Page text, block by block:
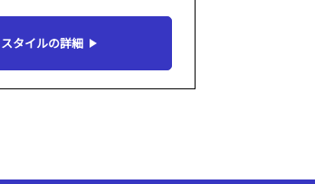
タイルの詳細